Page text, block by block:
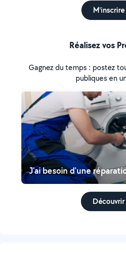
M'inscrire
Réalisez vos
Gagnez du temps : postez
publiques en
J'ai besoin d'une
Découvrir